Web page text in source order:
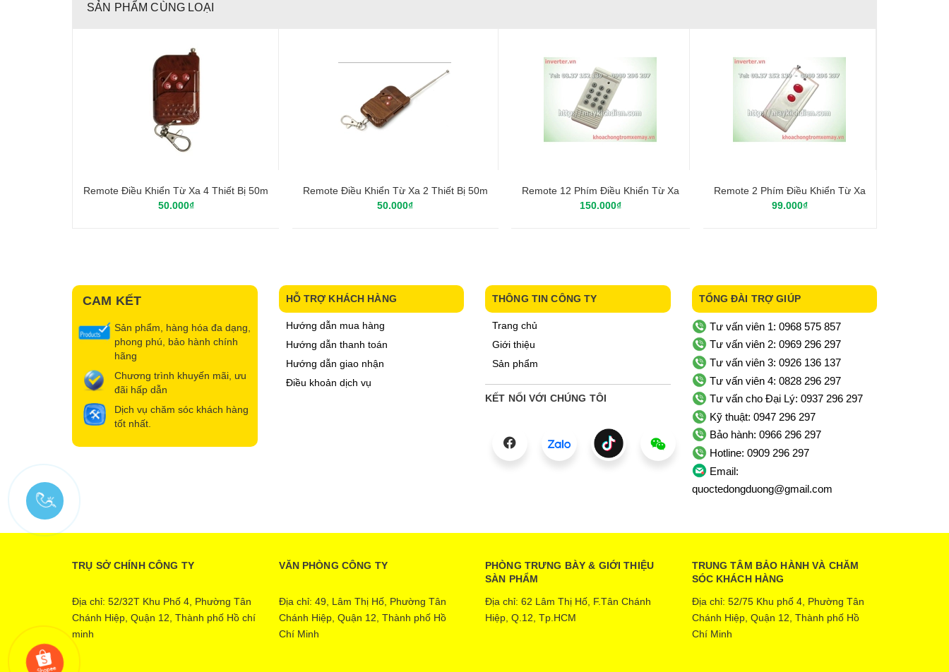
SẢN PHẨM CÙNG LOẠI
Remote Điều Khiển Từ Xa 4 Thiết Bị 50m
50.000₫
Remote Điều Khiển Từ Xa 2 Thiết Bị 50m
50.000₫
Remote 12 Phím Điều Khiển Từ Xa
150.000₫
Remote 2 Phím Điều Khiển Từ Xa
99.000₫
CAM KẾT
Sản phẩm, hàng hóa đa dạng,
phong phú, bảo hành chính
hãng
Chương trình khuyến mãi, ưu
đãi hấp dẫn
Dịch vụ chăm sóc khách hàng
tốt nhất.
HỖ TRỢ KHÁCH HÀNG
Hướng dẫn mua hàng
Hướng dẫn thanh toán
Hướng dẫn giao nhận
Điều khoản dịch vụ
THÔNG TIN CÔNG TY
Trang chủ
Giới thiệu
Sản phẩm
KẾT NỐI VỚI CHÚNG TÔI
TỔNG ĐÀI TRỢ GIÚP
Tư vấn viên 1: 0968 575 857
Tư vấn viên 2: 0969 296 297
Tư vấn viên 3: 0926 136 137
Tư vấn viên 4: 0828 296 297
Tư vấn cho Đại Lý: 0937 296 297
Kỹ thuật: 0947 296 297
Bảo hành: 0966 296 297
Hotline: 0909 296 297
Email:
quoctedongduong@gmail.com
TRỤ SỞ CHÍNH CÔNG TY
Địa chỉ: 52/32T Khu Phố 4, Phường Tân
Chánh Hiệp, Quận 12, Thành phố Hồ chí
minh
VĂN PHÒNG CÔNG TY
Địa chỉ: 49, Lâm Thị Hố, Phường Tân
Chánh Hiệp, Quận 12, Thành phố Hồ
Chí Minh
PHÒNG TRƯNG BÀY & GIỚI THIỆU
SÀN PHẨM
Địa chỉ: 62 Lâm Thị Hố, F.Tân Chánh
Hiệp, Q.12, Tp.HCM
TRUNG TÂM BẢO HÀNH VÀ CHĂM
SÓC KHÁCH HÀNG
Địa chỉ: 52/75 Khu phố 4, Phường Tân
Chánh Hiệp, Quận 12, Thành phố Hồ
Chí Minh